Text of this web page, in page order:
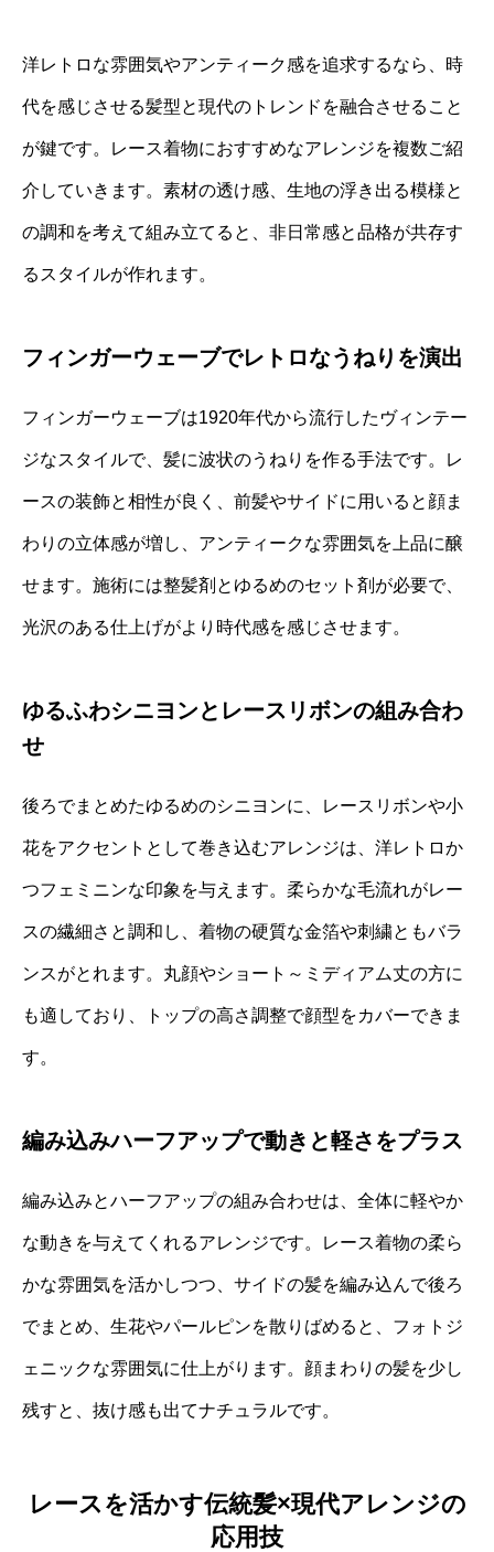
洋レトロな雰囲気やアンティーク感を追求するなら、時
代を感じさせる髪型と現代のトレンドを融合させること
が鍵です。レース着物におすすめなアレンジを複数ご紹
介していきます。素材の透け感、生地の浮き出る模様と
の調和を考えて組み立てると、非日常感と品格が共存す
るスタイルが作れます。
フィンガーウェーブでレトロなうねりを演出
フィンガーウェーブは1920年代から流行したヴィンテー
ジなスタイルで、髪に波状のうねりを作る手法です。レ
ースの装飾と相性が良く、前髪やサイドに用いると顔ま
わりの立体感が増し、アンティークな雰囲気を上品に醸
せます。施術には整髪剤とゆるめのセット剤が必要で、
光沢のある仕上げがより時代感を感じさせます。
ゆるふわシニヨンとレースリボンの組み合わ
せ
後ろでまとめたゆるめのシニヨンに、レースリボンや小
花をアクセントとして巻き込むアレンジは、洋レトロか
つフェミニンな印象を与えます。柔らかな毛流れがレー
スの繊細さと調和し、着物の硬質な金箔や刺繍ともバラ
ンスがとれます。丸顔やショート～ミディアム丈の方に
も適しており、トップの高さ調整で顔型をカバーできま
す。
編み込みハーフアップで動きと軽さをプラス
編み込みとハーフアップの組み合わせは、全体に軽やか
な動きを与えてくれるアレンジです。レース着物の柔ら
かな雰囲気を活かしつつ、サイドの髪を編み込んで後ろ
でまとめ、生花やパールピンを散りばめると、フォトジ
ェニックな雰囲気に仕上がります。顔まわりの髪を少し
残すと、抜け感も出てナチュラルです。
レースを活かす伝統髪×現代アレンジの
応用技